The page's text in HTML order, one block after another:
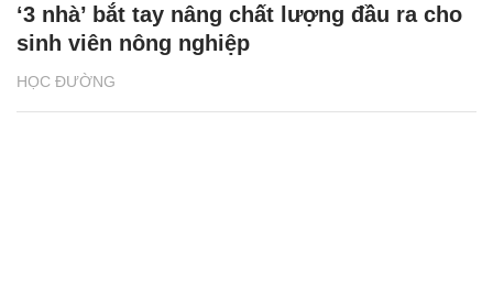
HỌC ĐƯỜNG
‘3 nhà’ bắt tay nâng chất lượng đầu ra cho
sinh viên nông nghiệp